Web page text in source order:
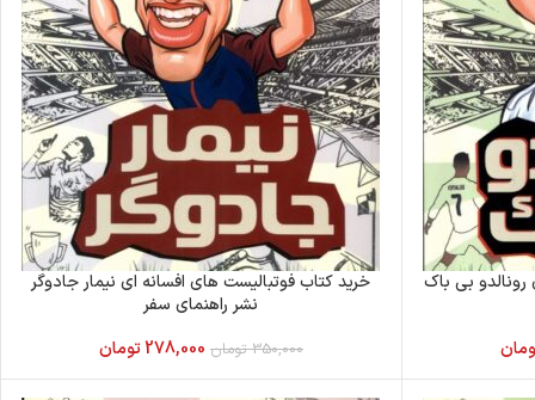
بی باک
خرید کتاب فوتبالیست های افسانه ای نیمار جادوگر
نشر راهنمای سفر
350,000 تومان 278,000تومان